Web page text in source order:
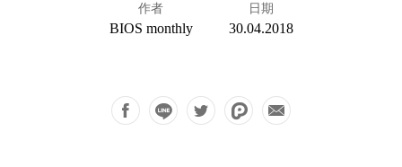
作者
BIOS monthly
日期
30.04.2018